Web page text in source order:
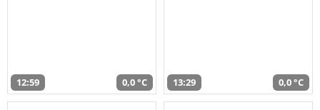
12:59 0,0 °C 13:29 0,0 °C